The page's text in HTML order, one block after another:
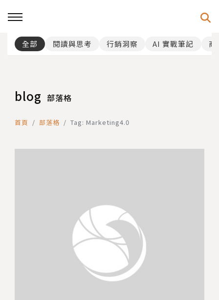
全部 閱讀與思考 行銷洞察 AI 實戰筆記 商
blog 部落格
首頁 部落格 Tag: Marketing4.0